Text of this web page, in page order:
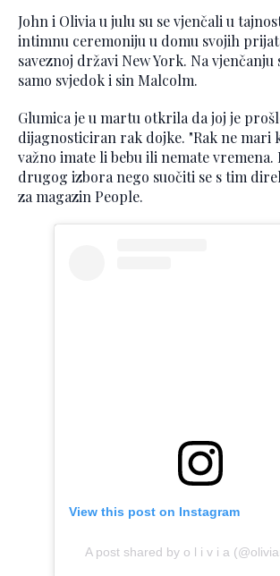
John i Olivia u julu su se vjenčali u
intimnu ceremoniju u domu svojih
saveznoj državi New York. Na
samo svjedok i sin Malcolm.
Glumica je u martu otkrila da joj je
dijagnosticiran rak dojke. "Rak ne mari
važno imate li bebu ili nemate vremena.
drugog izbora nego suočiti se s tim
za magazin People.
View this post on Instagram
A post shared by o l i v i a